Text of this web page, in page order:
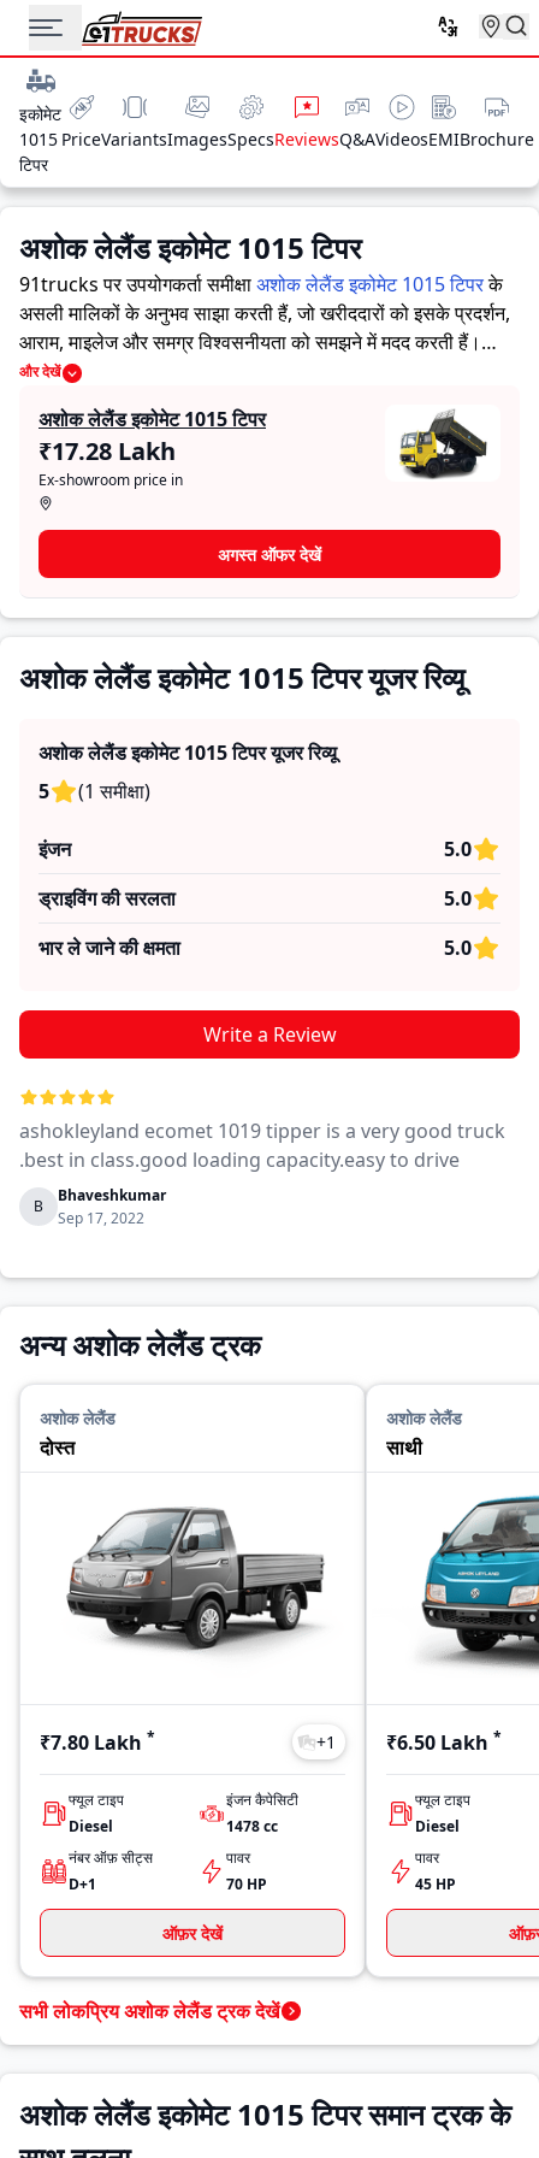
इकोमेट
1015
टिपर
PriceVariantsImagesSpecsReviewsQ&AVideosEMIBrochure
अशोक लेलैंड इकोमेट 1015 टिपर
91trucks पर उपयोगकर्ता समीक्षाअशोक लेलैंड इकोमेट 1015 टिपरके
असली मालिकों के अनुभव साझा करती हैं, जो खरीददारों को इसके प्रदर्शन,
आराम, माइलेज और समग्र विश्वसनीयता को समझने में मदद करती हैं।
91trucks खरीददारों और मालिकों को सूचित निर्णय लेने में सहायता करने
और कमजोरियों पर आधारित मूल्यांकन के साथ-साथ, इस प्लेटफ़ॉर्म पर एक
विशेष सेक्शन है जहाँ असली मालिक अशोक लेलैंड इकोमेट 1015 टिपर के
साथ अपने अनुभव साझा करते हैं। ये सीधे अनुभव प्रदर्शन, आराम, माइलेज
और विश्वसनीयता के बारे में व्यावहारिक जानकारी देते हैं, जिससे भविष्य के
खरीदार यह तय कर सकते हैं कि क्याअशोक लेलैंड इकोमेट 1015 टिपर
उनकी जरूरतों के लिए सही है।
और देखें
अशोक लेलैंड इकोमेट 1015 टिपर
₹17.28 Lakh
Ex-showroom price in
अगस्त ऑफर देखें
अशोक लेलैंड इकोमेट 1015 टिपर यूजर रिव्यू
अशोक लेलैंड इकोमेट 1015 टिपरयूजर रिव्यू
5
(1 समीक्षा)
इंजन
5.0
ड्राइविंग की सरलता
5.0
भार ले जाने की क्षमता
5.0
Write a Review
ashokleyland ecomet 1019 tipper is a very good truck
.best in class.good loading capacity.easy to drive
B
Bhaveshkumar
Sep 17, 2022
अन्य अशोक लेलैंड ट्रक
अशोक लेलैंड
दोस्त
₹7.80 Lakh * +1
फ्यूल टाइप
Diesel
इंजन कैपेसिटी
1478cc
नंबर ऑफ़ सीट्स
D+1
पावर
70 HP
ऑफ़र देखें
अशोक लेलैंड
साथी
₹6.50 Lakh *
फ्यूल टाइप
Diesel
पावर
45 HP
सभी लोकप्रिय अशोक लेलैंड ट्रक देखें
अशोक लेलैंड इकोमेट 1015 टिपर समान ट्रक के